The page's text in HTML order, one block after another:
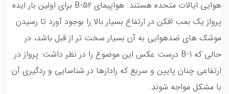
هوایی ایالات متحده هستند. هواپیمای B-52 برای اولین بار ایده
پرواز یک بمب افکن در ارتفاع بسیار بالا را بوجود آورد تا رسیدن
موشک های ضدهوایی به آن بسیار سخت تر از قبل باشد، در
حالی که B-1 درست عکس این موضوع را در نظر داشت: پرواز در
ارتفاعی چنان پایین و سریع که رادارها در شناسایی و ردگیری آن
با مشکل مواجه شوند.